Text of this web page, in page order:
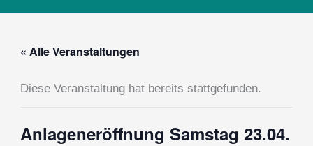
« Alle Veranstaltungen
Diese Veranstaltung hat bereits stattgefunden.
Anlageneröffnung Samstag 23.04.